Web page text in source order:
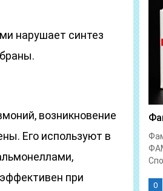
нарушает синтез
возникновение
Его используют в
при
0